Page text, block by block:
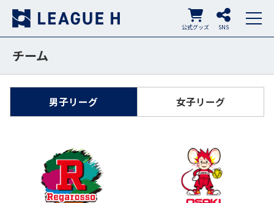
SNS
公式グッズ
チーム
男子リーグ 女子リーグ